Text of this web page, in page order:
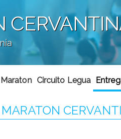
Circuito Legua